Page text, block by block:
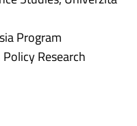
Program
Research